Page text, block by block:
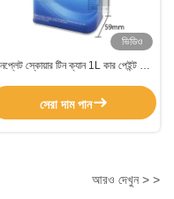
ভিডিও
স্কোয়ার টিন ক্যান 1L কার পেইন্ট টিন
সেরা দাম পান
আরও দেখুন > >